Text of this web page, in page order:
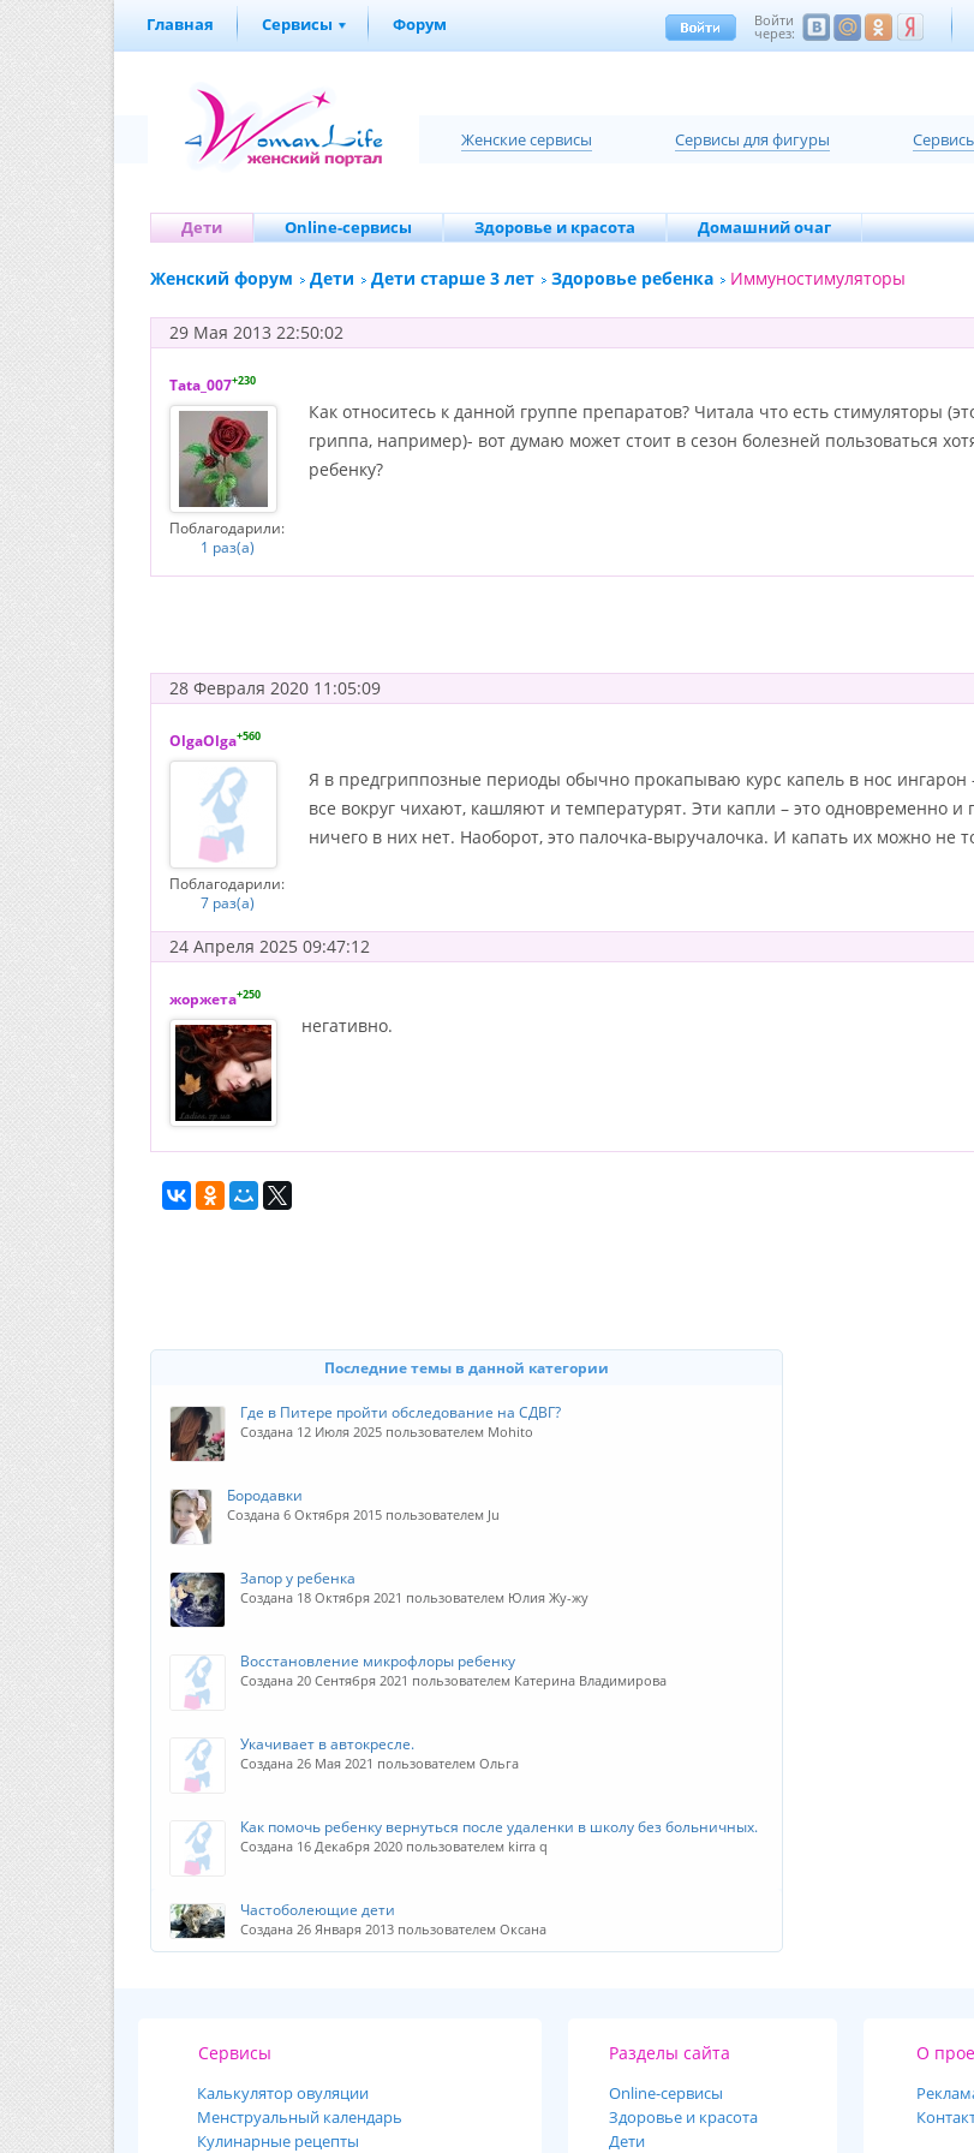
Главная Сервисы Форум Войти
через:
Женские сервисы Cервисы для фигуры
Дети Online-сервисы Здоровье и красота Домашний очаг
Женский форум Дети Дети старше 3 лет Здоровье ребенка Иммуностимуляторы
29 Мая 2013 22:50:02
Tata_007+230
Поблагодарили:
1 раз(а)
Как относитесь к данной группе препаратов? Читала что есть стимуляторы
гриппа, например)- вот думаю может стоит в сезон болезней пользоваться
ребенку?
28 Февраля 2020 11:05:09
OlgaOlga+560
Поблагодарили:
7 раз(а)
Я в предгриппозные периоды обычно прокапываю курс капель в нос ингарон
все вокруг чихают, кашляют и температурят. Эти капли – это одновременно и
ничего в них нет. Наоборот, это палочка-выручалочка. И капать их можно не
24 Апреля 2025 09:47:12
жоржета+250
негативно.
Последние темы в данной категории
Где в Питере пройти обследование на СДВГ?
Создана 12 Июля 2025 пользователем Mohito
Бородавки
Создана 6 Октября 2015 пользователем Ju
Запор у ребенка
Создана 18 Октября 2021 пользователем Юлия Жу-жу
Восстановление микрофлоры ребенку
Создана 20 Сентября 2021 пользователем Катерина Владимирова
Укачивает в автокресле.
Создана 26 Мая 2021 пользователем Ольга
Как помочь ребенку вернуться после удаленки в школу без больничных.
Создана 16 Декабря 2020 пользователем kirra q
Частоболеющие дети
Создана 26 Января 2013 пользователем Оксана
Сервисы
Калькулятор овуляции
Менструальный календарь
Кулинарные рецепты
Разделы сайта
Online-cервисы
Здоровье и красота
Дети
О